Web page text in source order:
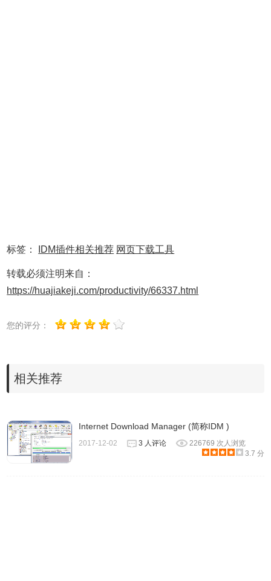
Free Download Manager(FDM)
Free Download Manager(FDM)是一款
Windows和Mac的强大的下载加速器和
管理器。
After Link Downloader下载器简介
以及制定下载计划的一款软件。这款软件的方便之处在于我
们只需要将自己需要的文件下载地址进行复制，该软件就会
自动弹出“添加新的下载”弹框，在该弹框中，我们可以选择
标签： IDM插件相关推荐 网页下载工具
转载必须注明来自：
https://huajiakeji.com/productivity/66337.html
您的评分：
相关推荐
Internet Download Manager (简称IDM )
2017-12-02 3 人评论
226769 次人浏览
3.7 分